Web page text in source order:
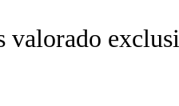
valorado